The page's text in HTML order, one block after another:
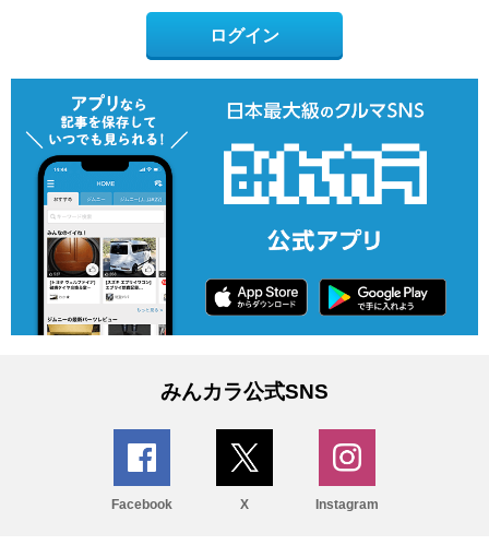
ログイン
みんカラ公式SNS
Facebook X Instagram